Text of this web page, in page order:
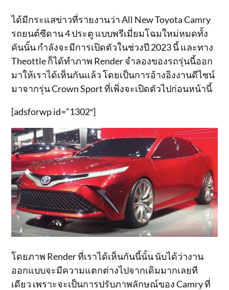
ได้มีกระแสข่าวที่รายงานว่า All New Toyota Camry
รถยนต์ซีดาน 4 ประตู แบบพรีเมี่ยมโฉมใหม่หมดทั้ง
คันนั้น กำลังจะมีการเปิดตัวในช่วงปี 2023 นี้ และทาง
Theottle ก็ได้ทำภาพ Render จำลองของรถรุ่นนี้ออก
มาให้เราได้เห็นกันแล้ว โดยเป็นการอ้างอิงงานดีไซน์
มาจากรุ่น Crown Sport ที่เพิ่งจะเปิดตัวไปก่อนหน้านี้
[adsforwp id=”1302″]
โดยภาพ Render ที่เราได้เห็นกันนี้นั้น นับได้ว่างาน
ออกแบบจะมีความแตกต่างไปจากเดิมมากเลยที
เดียว เพราะจะเป็นการปรับภาพลักษณ์ของ Camry ที่